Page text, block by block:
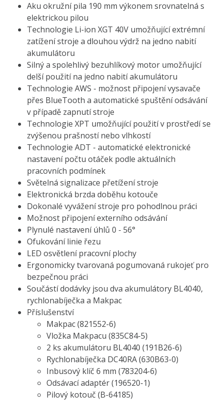
Aku okružní pila 190 mm výkonem srovnatelná s
elektrickou pilou
Technologie Li-ion XGT 40V umožňující extrémní
zatížení stroje a dlouhou výdrž na jedno nabití
akumulátoru
Silný a spolehlivý bezuhlíkový motor umožňující
delší použití na jedno nabití akumulátoru
Technologie AWS - možnost připojení vysavače
přes BlueTooth a automatické spuštění odsávání
v případě zapnutí stroje
Technologie XPT umožňující použití v prostředí se
zvýšenou prašností nebo vlhkostí
Technologie ADT - automatické elektronické
nastavení počtu otáček podle aktuálních
pracovních podmínek
Světelná signalizace přetížení stroje
Elektronická brzda doběhu kotouče
Dokonalé vyvážení stroje pro pohodlnou práci
Možnost připojení externího odsávání
Plynulé nastavení úhlů 0 - 56°
Ofukování linie řezu
LED osvětlení pracovní plochy
Ergonomicky tvarovaná pogumovaná rukojeť pro
bezpečnou práci
Součástí dodávky jsou dva akumulátory BL4040,
rychlonabíječka a Makpac
Příslušenství
Makpac (821552-6)
Vložka Makpacu (835C84-5)
2 ks akumulátoru BL4040 (191B26-6)
Rychlonabíječka DC40RA (630B63-0)
Inbusový klíč 6 mm (783204-6)
Odsávací adaptér (196520-1)
Pilový kotouč (B-64185)